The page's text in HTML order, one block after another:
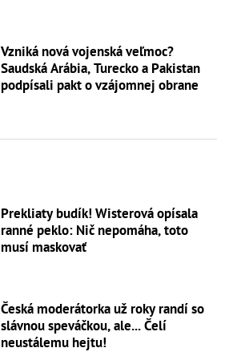
Vzniká nová vojenská veľmoc?
Saudská Arábia, Turecko a Pakistan
podpísali pakt o vzájomnej obrane
Prekliaty budík! Wisterová opísala
ranné peklo: Nič nepomáha, toto
musí maskovať
Česká moderátorka už roky randí so
slávnou speváčkou, ale... Čelí
neustálemu hejtu!